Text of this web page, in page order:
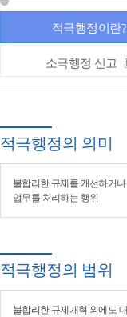
적극행정이란?
소극행정 신고
적극행정의 의미
불합리한 규제를 개선하거나
업무를 처리하는 행위
적극행정의 범위
불합리한 규제개혁 외에도